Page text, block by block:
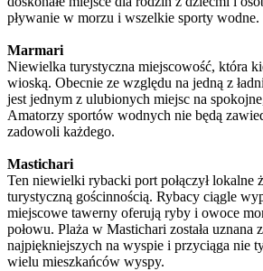
pływanie w morzu i wszelkie sporty wodne.
Marmari
Niewielka turystyczna miejscowość, która
wioską. Obecnie ze względu na jedną z
jest jednym z ulubionych miejsc na
Amatorzy sportów wodnych nie będą
zadowoli każdego.
Mastichari
Ten niewielki rybacki port połączył lokalne
turystyczną gościnnością. Rybacy ciągle
miejscowe tawerny oferują ryby i owoce
połowu. Plaża w Mastichari została uznana
najpiękniejszych na wyspie i przyciąga nie
wielu mieszkańców wyspy.